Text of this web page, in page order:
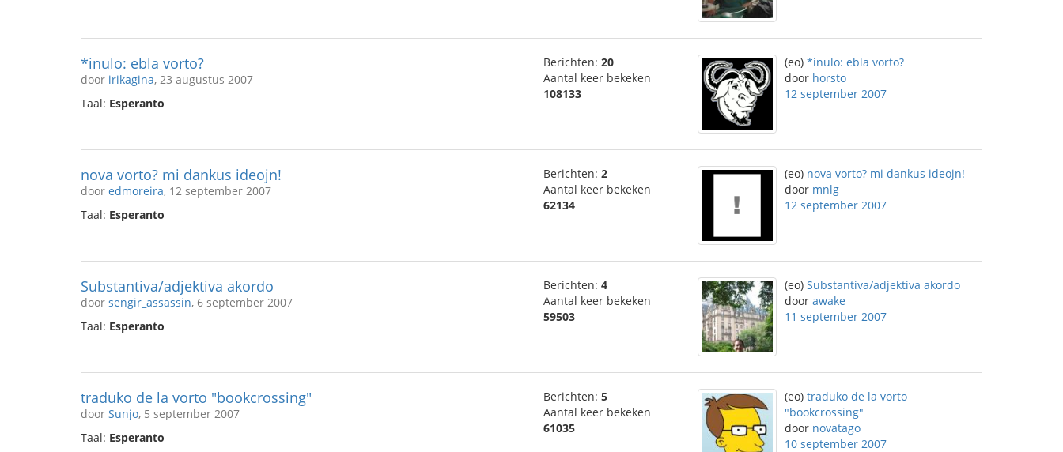
*inulo: ebla vorto?
door irikagina, 23 augustus 2007
Taal: Esperanto
Berichten: 20
Aantal keer bekeken
108133
(eo) *inulo: ebla vorto?
door horsto
12 september 2007
nova vorto? mi dankus ideojn!
door edmoreira, 12 september 2007
Taal: Esperanto
Berichten: 2
Aantal keer bekeken
62134
(eo) nova vorto? mi dankus ideojn!
door mnlg
12 september 2007
Substantiva/adjektiva akordo
door sengir_assassin, 6 september 2007
Taal: Esperanto
Berichten: 4
Aantal keer bekeken
59503
(eo) Substantiva/adjektiva akordo
door awake
11 september 2007
traduko de la vorto "bookcrossing"
door Sunjo, 5 september 2007
Taal: Esperanto
Berichten: 5
Aantal keer bekeken
61035
(eo) traduko de la vorto
"bookcrossing"
door novatago
10 september 2007